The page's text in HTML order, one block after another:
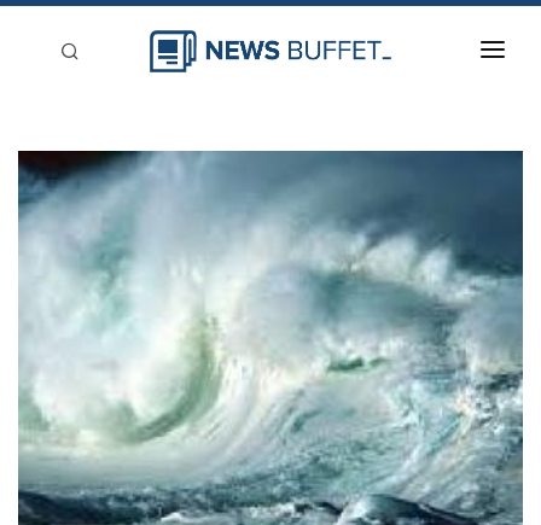
新聞稿分類
登入